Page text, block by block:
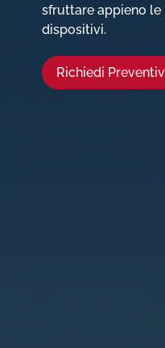
sfruttare appieno
dispositivi.
Richiedi